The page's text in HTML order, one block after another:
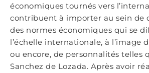
économiques tournés vers
contribuent à importer au sein de
des normes économiques qui se
l’échelle internationale, à l’image
ou encore, de personnalités telles
Sanchez de Lozada. Après avoir